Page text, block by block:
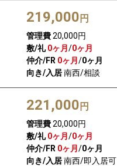
219,000 円
管理費20,000円
敷/礼 0ヶ月 /0ヶ月
仲介/FR 0ヶ月 /0ヶ月
向き/入居南西/相談
221,000 円
管理費20,000円
敷/礼 0ヶ月 /0ヶ月
仲介/FR 0ヶ月 /0ヶ月
向き/入居南西/即入居可